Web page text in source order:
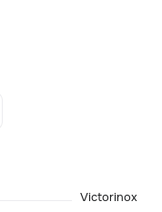
Victorinox